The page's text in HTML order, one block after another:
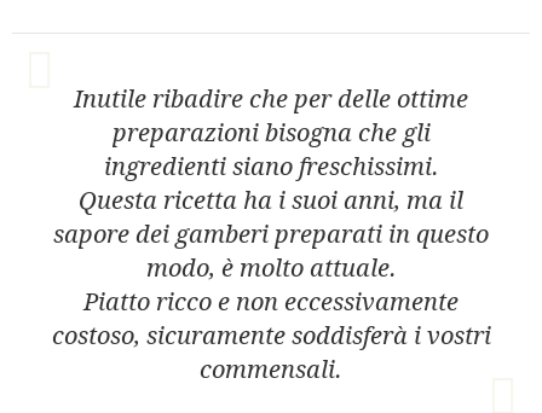
Inutile ribadire che per delle ottime
preparazioni bisogna che gli
ingredienti siano freschissimi.
Questa ricetta ha i suoi anni, ma il
sapore dei gamberi preparati in questo
modo, è molto attuale.
Piatto ricco e non eccessivamente
costoso, sicuramente soddisferà i vostri
commensali.